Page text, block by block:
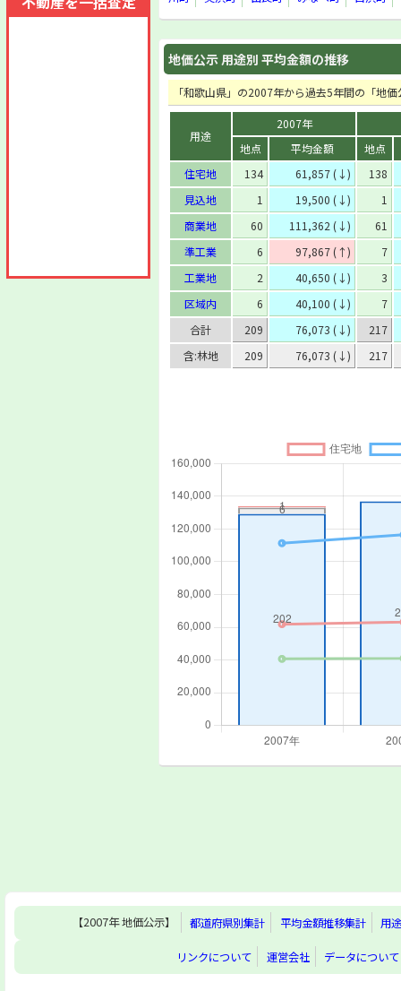
地価公示 用途別 平均金額の推移
「和歌山県」の2007年から過去5年間の「地
用途
2007年
地点
平均金額
地点
住宅地
134 61,857 (↓)
138
見込地
1 19,500 (↓)
1
商業地
60 111,362 (↓)
61
準工業
6 97,867 (↑)
7
工業地
2 40,650 (↓)
3
区域内
6 40,100 (↓)
7
合計
209 76,073 (↓)
217
含:林地
209 76,073 (↓) 217
【2007年 地価公示】 都道府県別集計 平均金額推移集計 用
リンクについて 運営会社 データについて